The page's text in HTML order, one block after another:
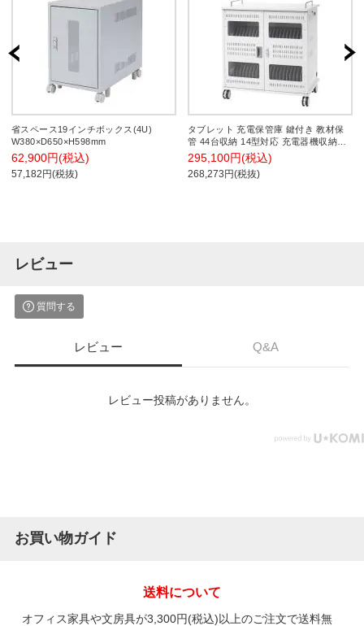
省スペース19インチボックス(4U)
W380×D650×H598mm
62,900円(税込)
57,182円(税抜)
タブレット 充電保管庫 鍵付き 教材保
管 44台収納 14型対応 充電器機収納可
キャスター仕様 幅950×奥行650×高さ
1053.5mm
295,100円(税込)
268,273円(税抜)
レビュー
質問する
レビュー Q&A
レビュー投稿がありません。
お買い物ガイド
送料について
オフィス家具や文房具が3,300円(税込)以上のご注文で送料無